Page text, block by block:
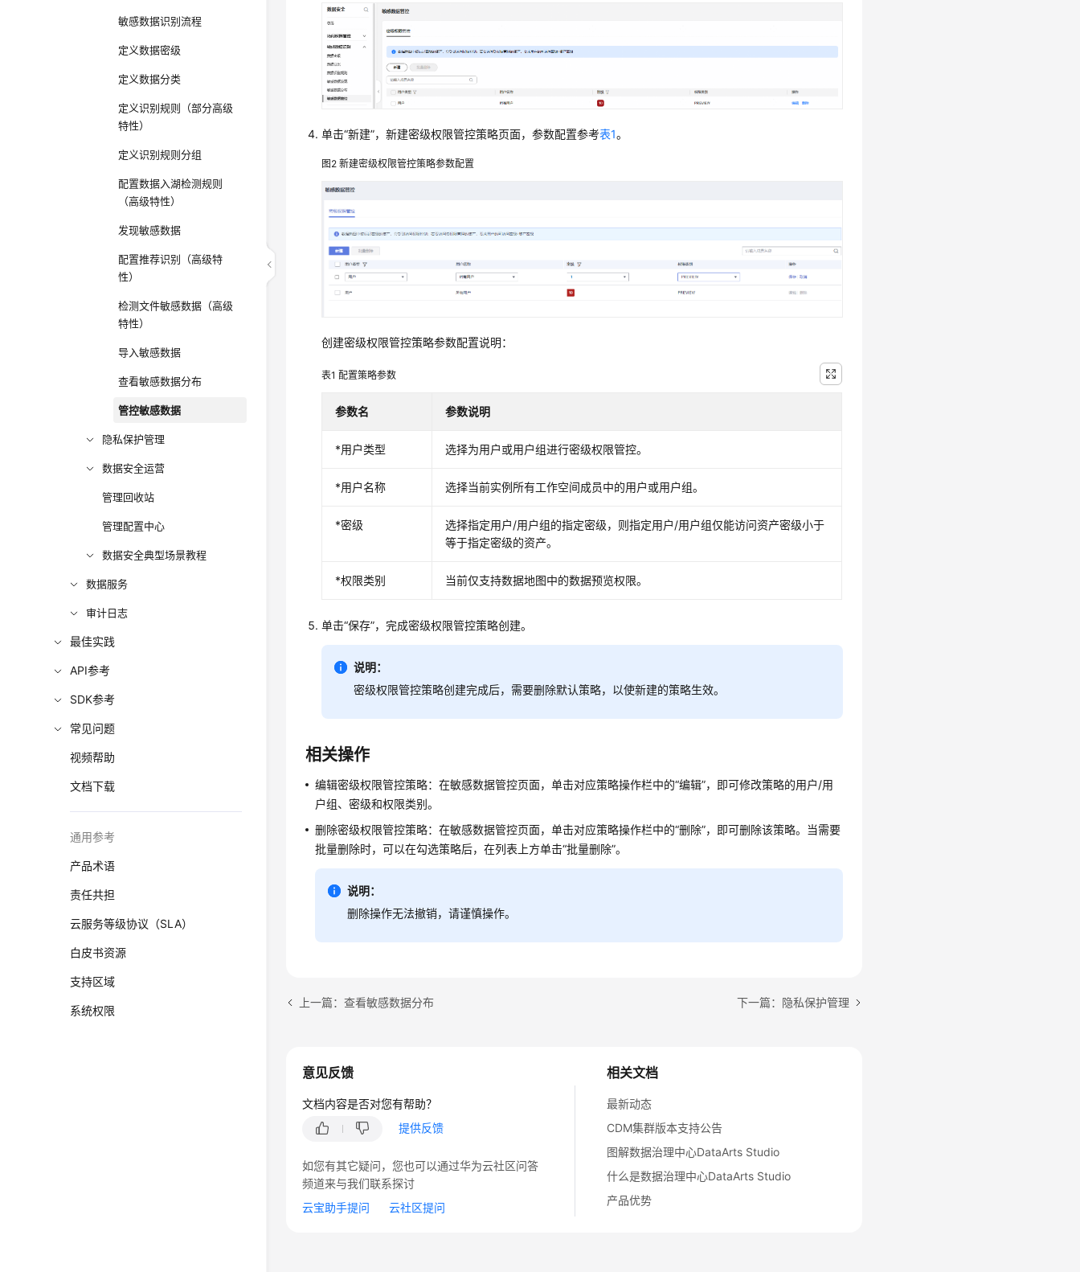
敏感数据识别流程
定义数据密级
定义数据分类
定义识别规则（部分高级
特性）
定义识别规则分组
配置数据入湖检测规则
（高级特性）
发现敏感数据
配置推荐识别（高级特
性）
检测文件敏感数据（高级
特性）
导入敏感数据
查看敏感数据分布
管控敏感数据
隐私保护管理
数据安全运营
管理回收站
管理配置中心
数据安全典型场景教程
数据服务
审计日志
最佳实践
API参考
SDK参考
常见问题
视频帮助
文档下载
通用参考
产品术语
责任共担
云服务等级协议（SLA）
白皮书资源
支持区域
系统权限
单击“新建”，新建密级权限管控策略页面，参数配置参考表1。
图2新建密级权限管控策略参数配置
创建密级权限管控策略参数配置说明：
表1 配置策略参数
参数名 参数说明
*用户类型 选择为用户或用户组进行密级权限管控。
*用户名称 选择当前实例所有工作空间成员中的用户或用户组。
*密级
选择指定用户/用户组的指定密级，则指定用户/用户组仅能访问资产密级小于
等于指定密级的资产。
*权限类别 当前仅支持数据地图中的数据预览权限。
单击“保存”，完成密级权限管控策略创建。
说明：
密级权限管控策略创建完成后，需要删除默认策略，以使新建的策略生效。
相关操作
编辑密级权限管控策略：在敏感数据管控页面，单击对应策略操作栏中的“编辑”，即可修改策略的用户/用
户组、密级和权限类别。
删除密级权限管控策略：在敏感数据管控页面，单击对应策略操作栏中的“删除”，即可删除该策略。当需要
批量删除时，可以在勾选策略后，在列表上方单击“批量删除”。
说明：
删除操作无法撤销，请谨慎操作。
上一篇：查看敏感数据分布 下一篇：隐私保护管理
相关文档
最新动态
CDM集群版本支持公告
图解数据治理中心DataArts Studio
什么是数据治理中心DataArts Studio
产品优势
意见反馈
文档内容是否对您有帮助？
提供反馈
如您有其它疑问，您也可以通过华为云社区问答
频道来与我们联系探讨
云宝助手提问
云社区提问